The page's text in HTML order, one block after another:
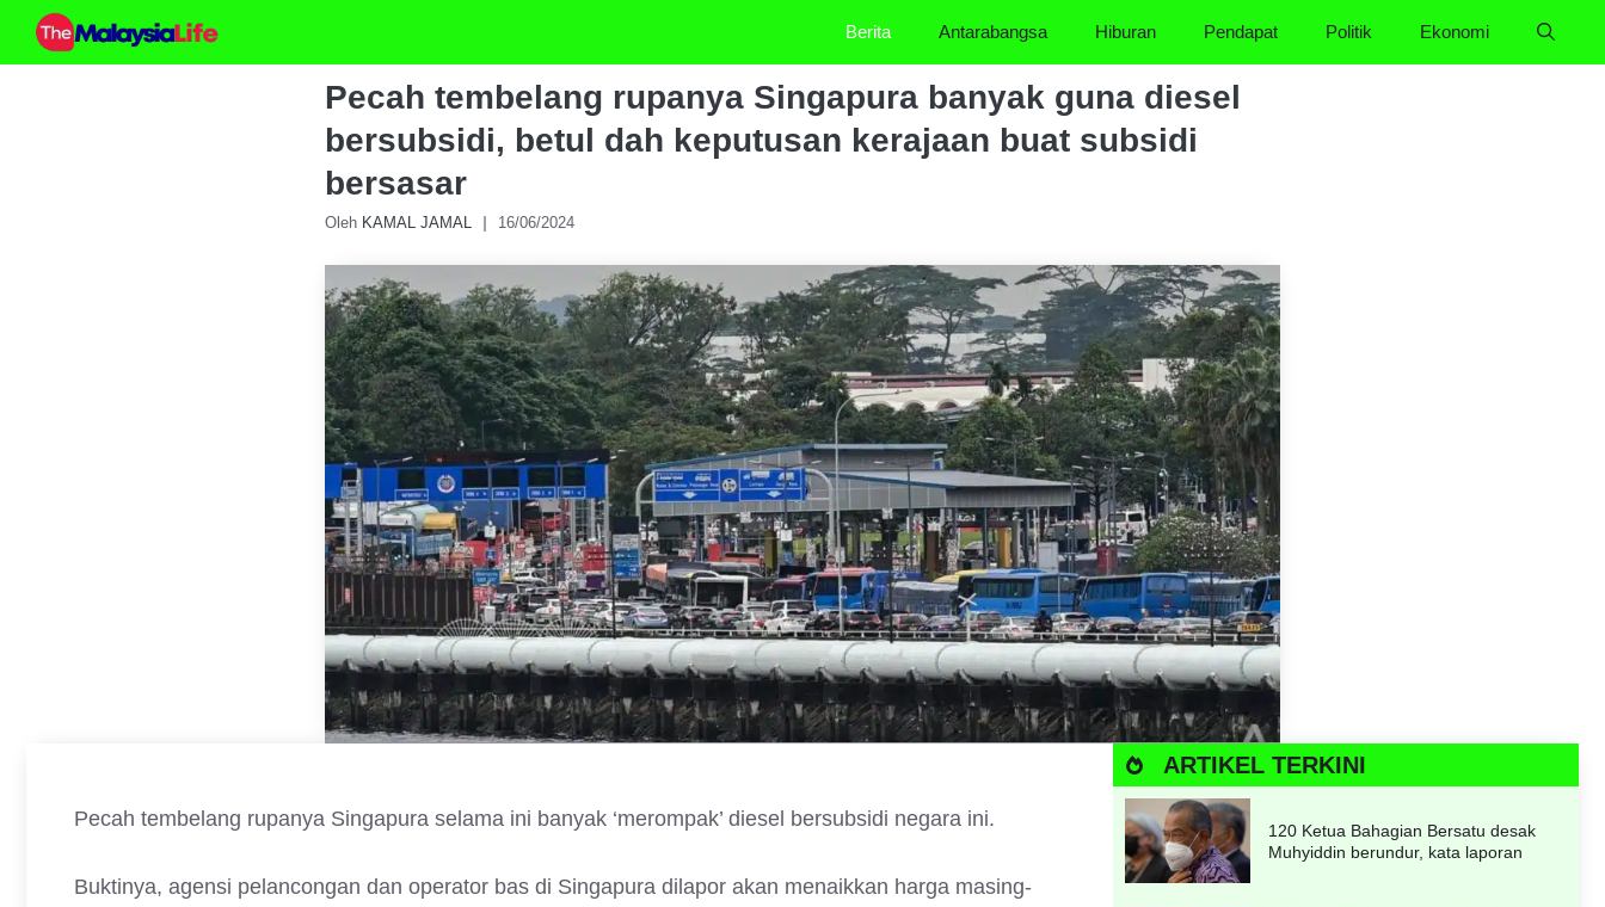
Skip
Berita Antarabangsa Hiburan Pendapat Politik Ekonomi
Pecah tembelang rupanya Singapura banyak guna diesel
bersubsidi, betul dah keputusan kerajaan buat subsidi
bersasar
Oleh KAMAL JAMAL 16/06/2024
Pecah tembelang rupanya Singapura selama ini banyak ‘merompak’ diesel bersubsidi negara ini.
Buktinya, agensi pelancongan dan operator bas di Singapura dilapor akan menaikkan harga masing-
ARTIKEL TERKINI
120 Ketua Bahagian Bersatu desak
Muhyiddin berundur, kata laporan